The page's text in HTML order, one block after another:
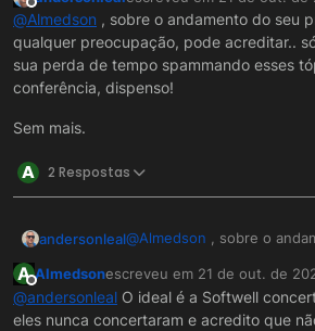
Offline última edição por
@Almedson , sobre o andamento do seu
qualquer preocupação, pode acreditar..
sua perda de tempo spammando esses
conferência, dispenso!
Sem mais.
A 2 Respostas
andersonleal@Almedson , sobre o
acreditar.. só constatei o
tempo spammando esses
conferência, dispenso!
Sem mais.
A
Offline
Almedsonescreveu em 21 de out. de
última edição por
@andersonleal O ideal é a Softwell
eles nunca concertaram e acredito que